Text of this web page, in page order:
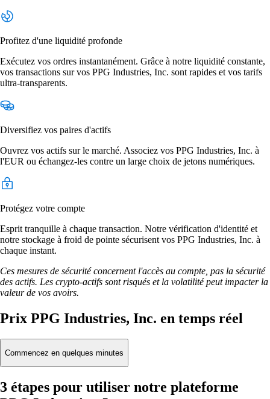
Profitez d'une liquidité profonde
Exécutez vos ordres instantanément. Grâce à notre liquidité constante,
vos transactions sur vos PPG Industries, Inc. sont rapides et vos tarifs
ultra-transparents.
Diversifiez vos paires d'actifs
Ouvrez vos actifs sur le marché. Associez vos PPG Industries, Inc. à
l'EUR ou échangez-les contre un large choix de jetons numériques.
Protégez votre compte
Esprit tranquille à chaque transaction. Notre vérification d'identité et
notre stockage à froid de pointe sécurisent vos PPG Industries, Inc. à
chaque instant.
Ces mesures de sécurité concernent l'accès au compte, pas la sécurité
des actifs. Les crypto-actifs sont risqués et la volatilité peut impacter la
valeur de vos avoirs.
Prix PPG Industries, Inc. en temps réel
Commencez en quelques minutes
3 étapes pour utiliser notre plateforme